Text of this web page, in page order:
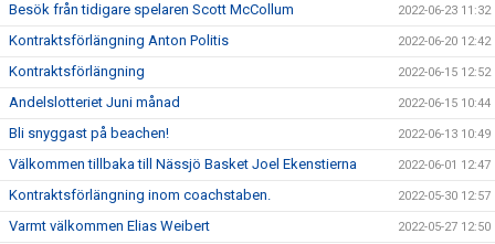
Besök från tidigare spelaren Scott McCollum 2022-06-23 11:32
Kontraktsförlängning Anton Politis 2022-06-20 12:42
Kontraktsförlängning 2022-06-15 12:52
Andelslotteriet Juni månad 2022-06-15 10:44
Bli snyggast på beachen! 2022-06-13 10:49
Välkommen tillbaka till Nässjö Basket Joel Ekenstierna 2022-06-01 12:47
Kontraktsförlängning inom coachstaben. 2022-05-30 12:57
Varmt välkommen Elias Weibert 2022-05-27 12:50